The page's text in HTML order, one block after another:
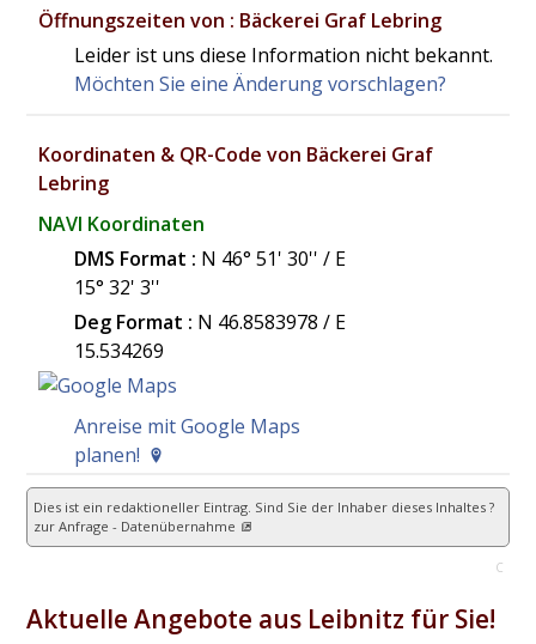
Öffnungszeiten von : Bäckerei Graf Lebring
Leider ist uns diese Information nicht bekannt.
Möchten Sie eine Änderung vorschlagen?
Koordinaten & QR-Code von Bäckerei Graf
Lebring
NAVI Koordinaten
DMS Format : N 46° 51' 30'' / E
15° 32' 3''
Deg Format : N 46.8583978 / E
15.534269
Anreise mit Google Maps
planen!
Dies ist ein redaktioneller Eintrag. Sind Sie der Inhaber dieses Inhaltes ?
zur Anfrage - Datenübernahme
C
Aktuelle Angebote aus Leibnitz für Sie!